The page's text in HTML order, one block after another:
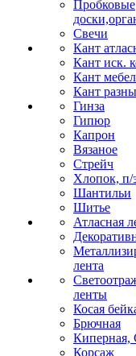
Пробковые
Свечи
Кант
Кант иск.
Кант
Кант
Гинза
Гипюр
Капрон
Вязаное
Стрейч
Хлопок, п/
Шантильи
Шитье
Атласная
лента
ленты
Косая
Брючная
Корсаж